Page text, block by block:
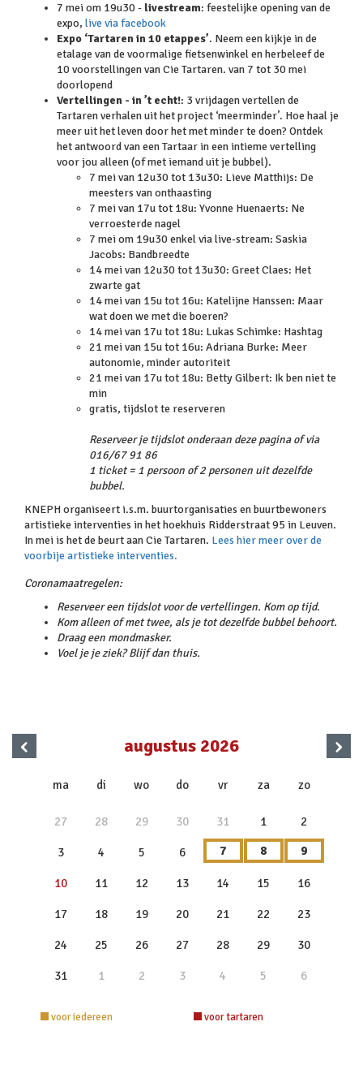
7 mei om 19u30 - livestream: feestelijke opening van de
expo, live via facebook
Expo ‘Tartaren in 10 etappes’. Neem een kijkje in de
etalage van de voormalige fietsenwinkel en herbeleef de
10 voorstellingen van Cie Tartaren. van 7 tot 30 mei
doorlopend
Vertellingen - in ’t echt!: 3 vrijdagen vertellen de
Tartaren verhalen uit het project ‘meerminder’. Hoe haal je
meer uit het leven door het met minder te doen? Ontdek
het antwoord van een Tartaar in een intieme vertelling
voor jou alleen (of met iemand uit je bubbel).
7 mei van 12u30 tot 13u30: Lieve Matthijs: De
meesters van onthaasting
7 mei van 17u tot 18u: Yvonne Huenaerts: Ne
verroesterde nagel
7 mei om 19u30 enkel via live-stream: Saskia
Jacobs: Bandbreedte
14 mei van 12u30 tot 13u30: Greet Claes: Het
zwarte gat
14 mei van 15u tot 16u: Katelijne Hanssen: Maar
wat doen we met die boeren?
14 mei van 17u tot 18u: Lukas Schimke: Hashtag
21 mei van 15u tot 16u: Adriana Burke: Meer
autonomie, minder autoriteit
21 mei van 17u tot 18u: Betty Gilbert: Ik ben niet te
min
gratis, tijdslot te reserveren
Reserveer je tijdslot onderaan deze pagina of via
016/67 91 86
1 ticket = 1 persoon of 2 personen uit dezelfde
bubbel.
KNEPH organiseert i.s.m. buurtorganisaties en buurtbewoners
artistieke interventies in het hoekhuis Ridderstraat 95 in Leuven.
In mei is het de beurt aan Cie Tartaren. Lees hier meer over de
voorbije artistieke interventies.
Coronamaatregelen:
Reserveer een tijdslot voor de vertellingen. Kom op tijd.
Kom alleen of met twee, als je tot dezelfde bubbel behoort.
Draag een mondmasker.
Voel je je ziek? Blijf dan thuis.
‹ augustus 2026
ma di wo do vr za zo
27 28 29 30 31 1 2
3 4 5 6 7 8 9
10 11 12 13 14 15 16
17 18 19 20 21 22 23
24 25 26 27 28 29 30
31 1 2 3 4 5 6
›
voor iedereen voor tartaren